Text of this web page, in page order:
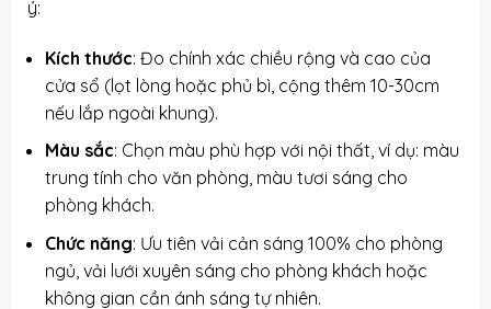
ý:
Kích thước: Đo chính xác chiều rộng và cao của
cửa sổ (lọt lòng hoặc phủ bì, cộng thêm 10-30cm
nếu lắp ngoài khung).
Màu sắc: Chọn màu phù hợp với nội thất, ví dụ: màu
trung tính cho văn phòng, màu tươi sáng cho
phòng khách.
Chức năng: Ưu tiên vải cản sáng 100% cho phòng
ngủ, vải lưới xuyên sáng cho phòng khách hoặc
không gian cần ánh sáng tự nhiên.